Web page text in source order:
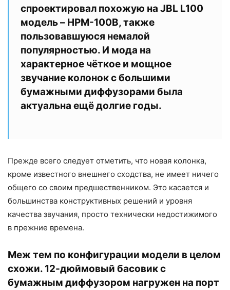
спроектировал похожую на JBL L100
модель – HPM-100B, также
пользовавшуюся немалой
популярностью. И мода на
характерное чёткое и мощное
звучание колонок с большими
бумажными диффузорами была
актуальна ещё долгие годы.
Прежде всего следует отметить, что новая колонка,
кроме известного внешнего сходства, не имеет ничего
общего со своим предшественником. Это касается и
большинства конструктивных решений и уровня
качества звучания, просто технически недостижимого
в прежние времена.
Меж тем по конфигурации модели в целом
схожи. 12-дюймовый басовик с
бумажным диффузором нагружен на порт